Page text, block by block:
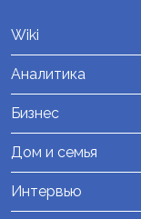
Wiki
Аналитика
Бизнес
Дом и семья
Интервью